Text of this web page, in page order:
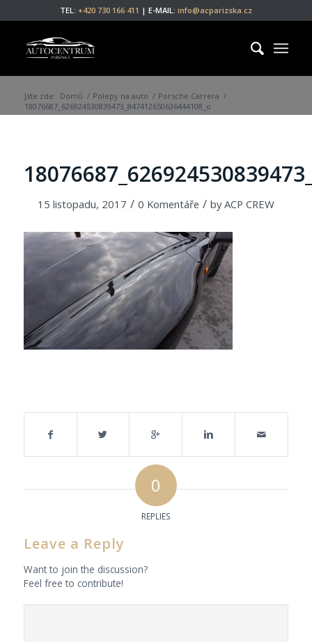
TEL: +420 730 166 411 | E-MAIL: info@acparizska.cz
Jste zde: Domů / Polepy na auto / Porsche Carrera /
18076687_626924530839473_847412650636444108_o
15 listopadu, 2017 / 0 Komentáře / byACP CREW
0
REPLIES
Leave a Reply
Want to join the discussion?
Feel free to contribute!